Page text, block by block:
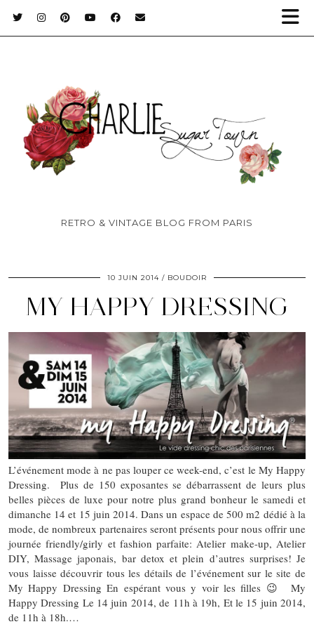
RETRO & VINTAGE BLOG FROM PARIS
10 JUIN 2014 BOUDOIR
MY HAPPY DRESSING
L’événement mode à ne pas louper ce week-end, c’est le My Happy
Dressing. Plus de 150 exposantes se débarrassent de leurs plus
belles pièces de luxe pour notre plus grand bonheur le samedi et
dimanche 14 et 15 juin 2014. Dans un espace de 500 m2 dédié à la
mode, de nombreux partenaires seront présents pour nous offrir une
journée friendly/girly et fashion parfaite: Atelier make-up, Atelier
DIY, Massage japonais, bar detox et plein d’autres surprises! Je
vous laisse découvrir tous les détails de l’événement sur le site de
My Happy Dressing En espérant vous y voir les filles 😉 My
Happy Dressing Le 14 juin 2014, de 11h à 19h, Et le 15 juin 2014,
de 11h à 18h.…